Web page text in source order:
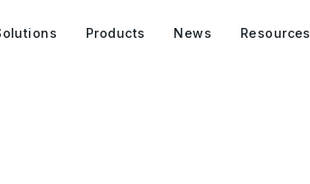
Products News Resources